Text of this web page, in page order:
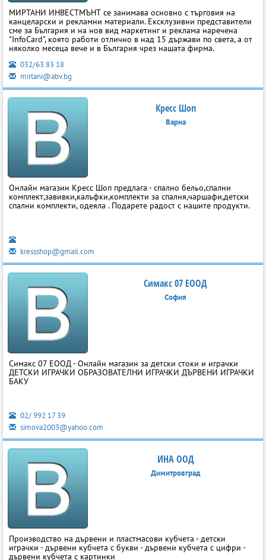
МИРТАНИ ИНВЕСТМЪНТ се занимава основно с търговия на
канцеларски и рекламни материали. Ексклузивни представители
сме за България и на нов вид маркетинг и реклама наречена
"InfoCard", която работи отлично в над 15 държави по света, а от
няколко месеца вече и в България чрез нашата фирма.
032/63 83 18
mirtani@abv.bg
Кресс Шоп
Варна
Онлайн магазин Кресс Шоп предлага - спално бельо,спални
комплект,завивки,калъфки,комплекти за спалня,чаршафи,детски
спални комплекти, одеяла . Подарете радост с нашите продукти.
kressshop@gmail.com
Симакс 07 ЕООД
София
Симакс 07 ЕООД - Онлайн магазин за детски стоки и играчки
ДЕТСКИ ИГРАЧКИ ОБРАЗОВАТЕЛНИ ИГРАЧКИ ДЪРВЕНИ ИГРАЧКИ
БАКУ
02/ 992 17 39
simova2003@yahoo.com
ИНА ООД
Димитровград
Производство на дървени и пластмасови кубчета - детски
играчки - дървени кубчета с букви - дървени кубчета с цифри -
дървени кубчета с картинки